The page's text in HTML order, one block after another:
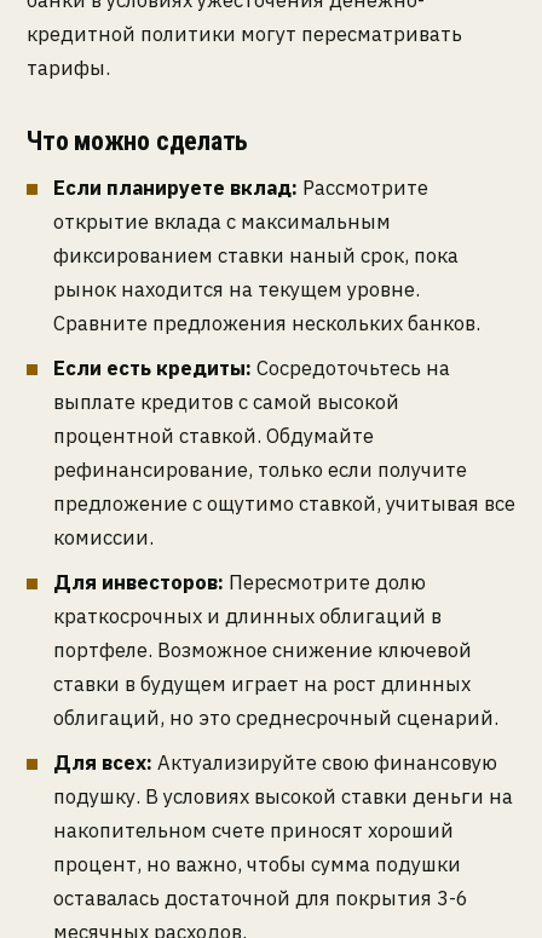
кредитной политики могут пересматривать
тарифы.
Что можно сделать
Если планируете вклад: Рассмотрите
открытие вклада с максимальным
фиксированием ставки наный срок, пока
рынок находится на текущем уровне.
Сравните предложения нескольких банков.
Если есть кредиты: Сосредоточьтесь на
выплате кредитов с самой высокой
процентной ставкой. Обдумайте
рефинансирование, только если получите
предложение с ощутимо ставкой, учитывая все
комиссии.
Для инвесторов: Пересмотрите долю
краткосрочных и длинных облигаций в
портфеле. Возможное снижение ключевой
ставки в будущем играет на рост длинных
облигаций, но это среднесрочный сценарий.
Для всех: Актуализируйте свою финансовую
подушку. В условиях высокой ставки деньги на
накопительном счете приносят хороший
процент, но важно, чтобы сумма подушки
оставалась достаточной для покрытия 3-6
месячных расходов.